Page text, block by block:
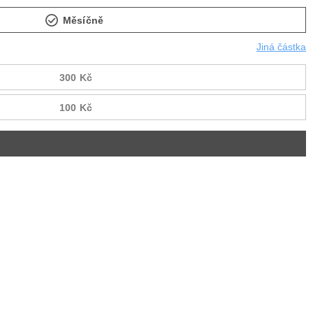
Měsíčně
Jiná částka
300 Kč
100 Kč